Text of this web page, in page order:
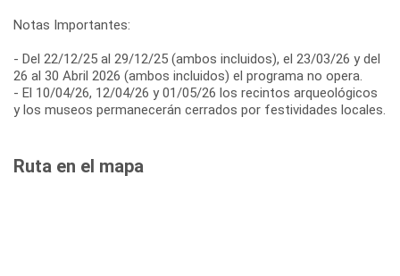
Notas Importantes:
- Del 22/12/25 al 29/12/25 (ambos incluidos), el 23/03/26 y del
26 al 30 Abril 2026 (ambos incluidos) el programa no opera.
- El 10/04/26, 12/04/26 y 01/05/26 los recintos arqueológicos
y los museos permanecerán cerrados por festividades locales.
Ruta en el mapa